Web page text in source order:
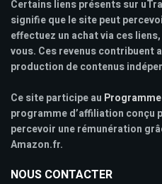
Certains liens présents sur
signifie que le site peut
effectuez un achat via ces
vous. Ces revenus contribuent
production de contenus
Ce site participe au
programme d’affiliation conçu
percevoir une rémunération
Amazon.fr.
NOUS CONTACTER